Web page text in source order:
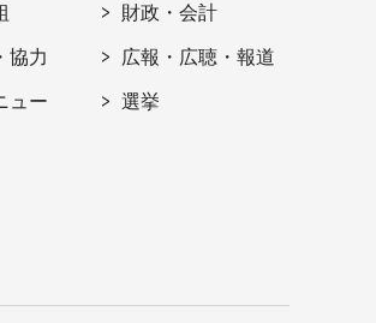
協力
ュー
財政・会計
広報・広聴・報道
選挙